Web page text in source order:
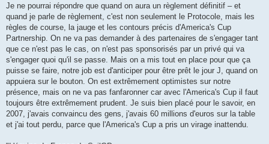
Je ne pourrai répondre que quand on aura un règlement définitif – et
quand je parle de règlement, c'est non seulement le Protocole, mais les
règles de course, la jauge et les contours précis d'America's Cup
Partnership. On ne va pas demander à des partenaires de s'engager tant
que ce n'est pas le cas, on n'est pas sponsorisés par un privé qui va
s'engager quoi qu'il se passe. Mais on a mis tout en place pour que ça
puisse se faire, notre job est d'anticiper pour être prêt le jour J, quand on
appuiera sur le bouton. On est extrêmement optimistes sur notre
présence, mais on ne va pas fanfaronner car avec l'America's Cup il faut
toujours être extrêmement prudent. Je suis bien placé pour le savoir, en
2007, j'avais convaincu des gens, j'avais 60 millions d'euros sur la table
et j'ai tout perdu, parce que l'America's Cup a pris un virage inattendu.